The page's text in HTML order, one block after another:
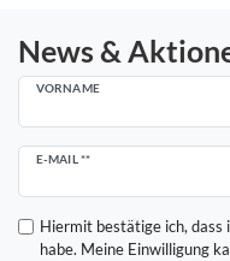
News &
VORNAME
E-MAIL **
Newsletter
Hiermit bestätige ich, dass
habe. Meine Einwilligung